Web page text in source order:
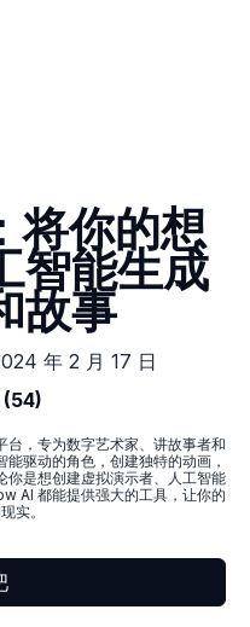
你的想
智能生成
故事
年 2 月 17 日
(54)
，专为数字艺术家、讲故事者和
驱动的角色，创建独特的动画，
你是想创建虚拟演示者、人工智能
AI 都能提供强大的工具，让你的
实。